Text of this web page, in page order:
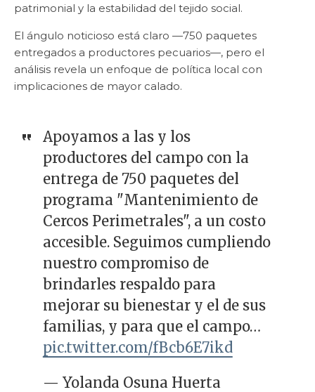
patrimonial y la estabilidad del tejido social.
El ángulo noticioso está claro —750 paquetes
entregados a productores pecuarios—, pero el
análisis revela un enfoque de política local con
implicaciones de mayor calado.
Apoyamos a las y los
productores del campo con la
entrega de 750 paquetes del
programa "Mantenimiento de
Cercos Perimetrales", a un costo
accesible. Seguimos cumpliendo
nuestro compromiso de
brindarles respaldo para
mejorar su bienestar y el de sus
familias, y para que el campo…
pic.twitter.com/fBcb6E7ikd
— Yolanda Osuna Huerta